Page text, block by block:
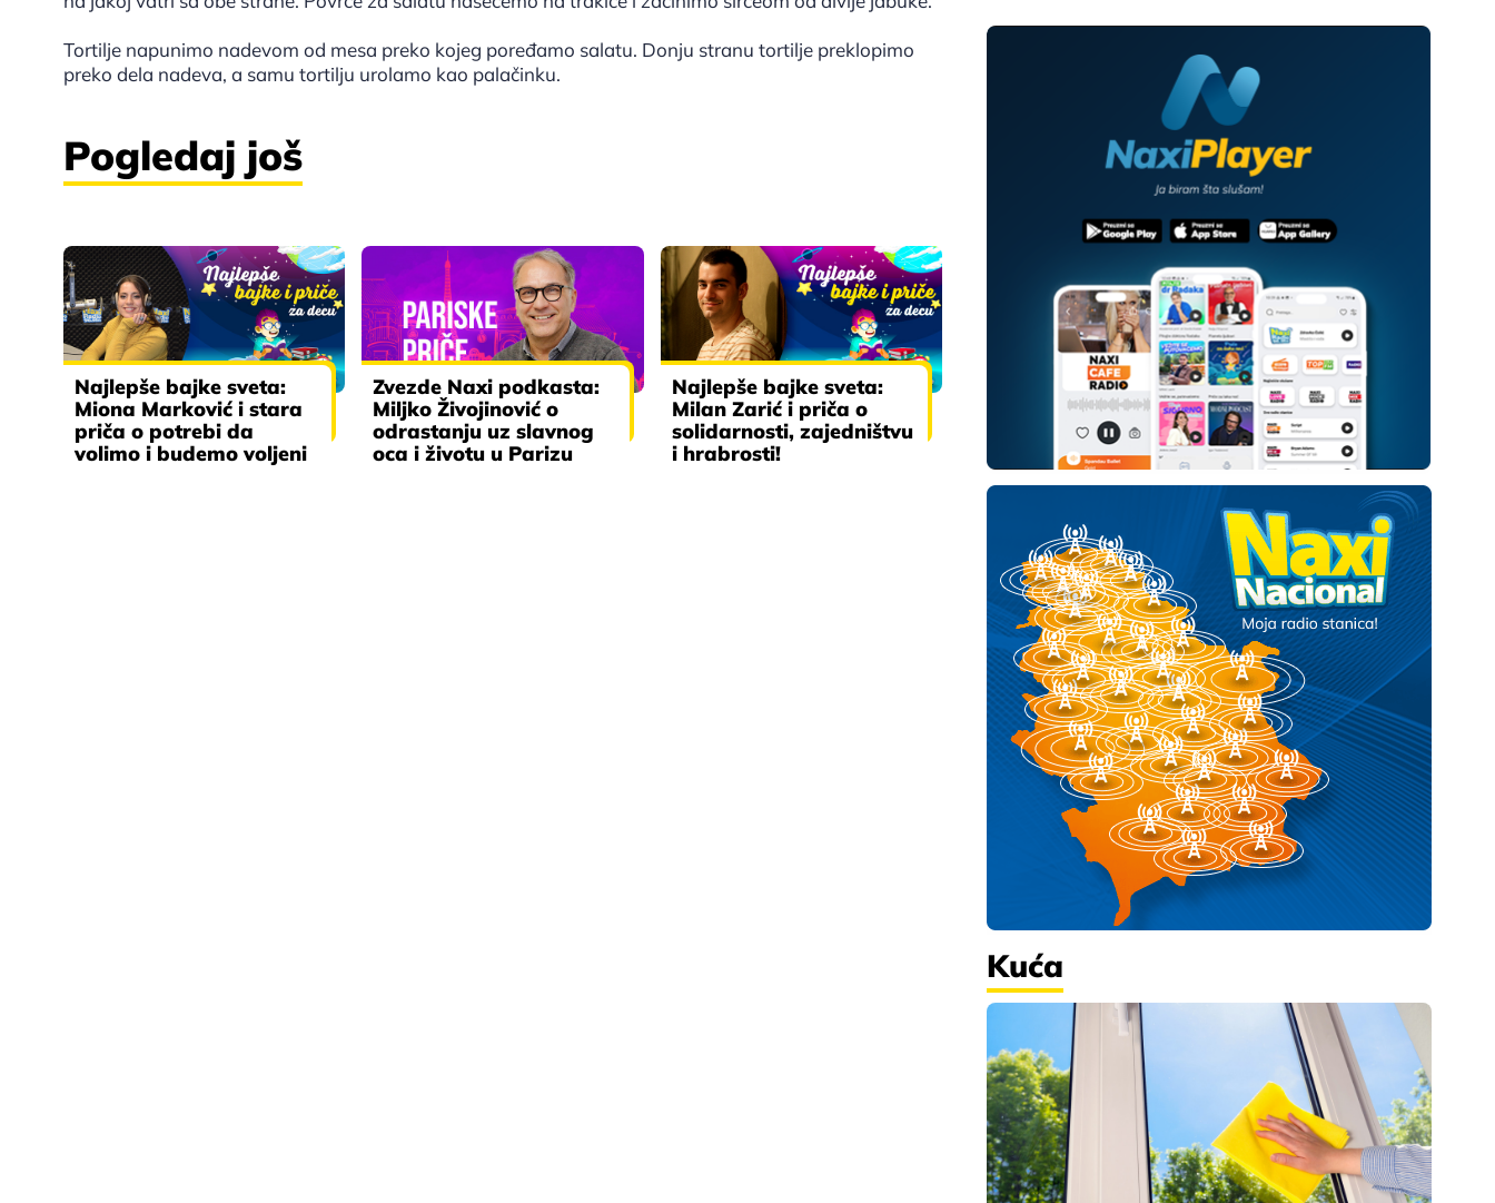
Tortilje napunimo nadevom od mesa preko kojeg poređamo salatu. Donju stranu tortilje preklopimo
preko dela nadeva, a samu tortilju urolamo kao palačinku.
Pogledaj još
Najlepše bajke sveta:
Miona Marković i stara
priča o potrebi da
volimo i budemo voljeni
Zvezde Naxi podkasta:
Miljko Živojinović o
odrastanju uz slavnog
oca i životu u Parizu
Najlepše bajke sveta:
Milan Zarić i priča o
solidarnosti, zajedništvu
i hrabrosti!
Kuća